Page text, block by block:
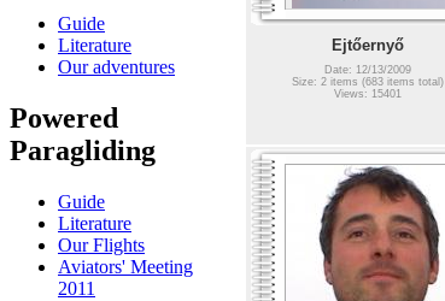
Guide
Literature
Our adventures
Powered
Paragliding
Guide
Literature
Our Flights
Aviators' Meeting
2011
Ejtőernyő
Date: 12/13/2009
Size: 2 items (683 items total)
Views: 15401